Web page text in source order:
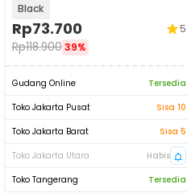
Black
Rp73.700
Rp118.900 39%
5
Gudang Online
Tersedia
Toko Jakarta Pusat
Sisa 10
Toko Jakarta Barat
Sisa 5
Toko Jakarta Utara
Habis
Toko Tangerang
Tersedia